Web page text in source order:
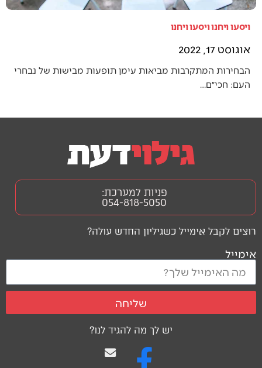
ויסעו ויחנו ויסעו ויחנו
אוגוסט 17, 2022
הבחירות המתקרבות מביאות עימן תופעות מבישות של נבחרי
העם: חכי״ם…
יש לך מה להגיד לנו?
רוצים לקבל אימייל כשגיליון החדש עולה?
אימייל
שליחה
פניות למערכת:
054-818-5050